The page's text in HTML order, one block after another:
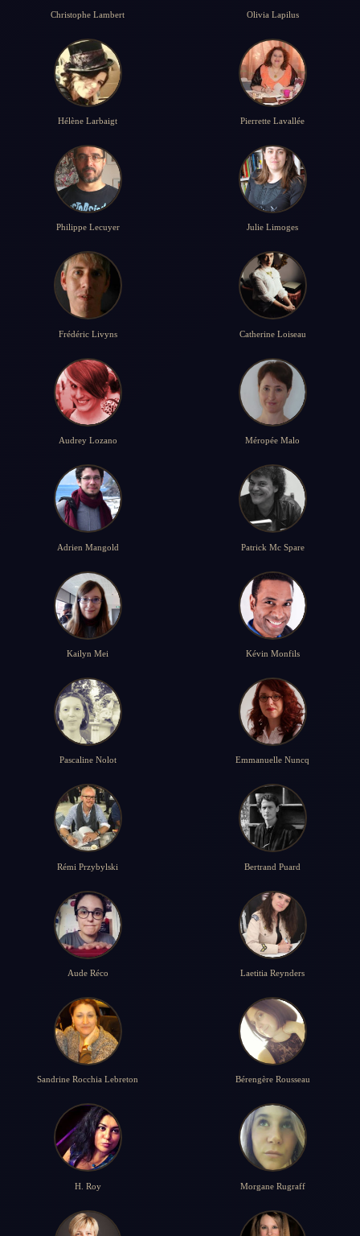
Christophe Lambert Olivia Lapilus
Hélène Larbaigt Pierrette Lavallée
Philippe Lecuyer Julie Limoges
Frédéric Livyns Catherine Loiseau
Audrey Lozano Méropée Malo
Adrien Mangold Patrick Mc Spare
Kailyn Mei Kévin Monfils
Pascaline Nolot Emmanuelle Nuncq
Rémi Przybylski Bertrand Puard
Aude Réco Laetitia Reynders
Sandrine Rocchia Lebreton Bérengère Rousseau
H. Roy Morgane Rugraff